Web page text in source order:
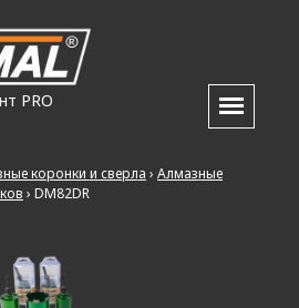
PRO
коронки и сверла › Алмазные
› DM82DR